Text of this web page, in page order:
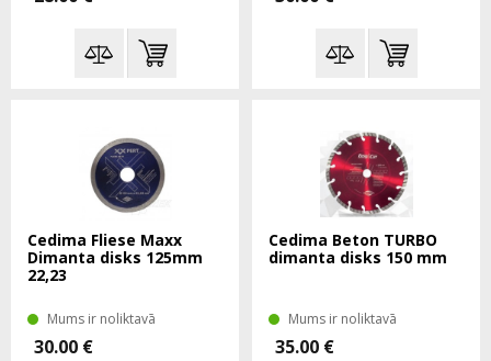
Cedima Fliese Maxx
Dimanta disks 125mm
22,23
Mums ir noliktavā
30.00 €
Cedima Beton TURBO
dimanta disks 150 mm
Mums ir noliktavā
35.00 €